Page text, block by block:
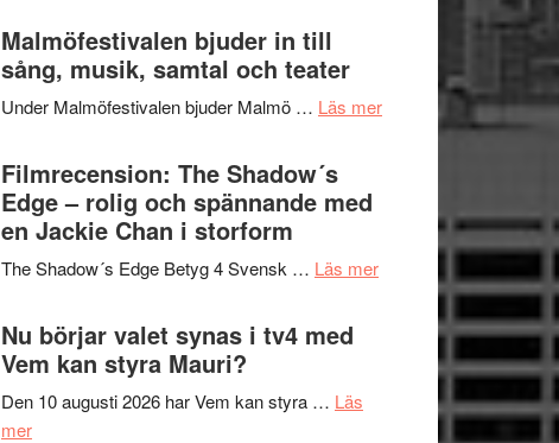
mycket
att
tänka
Scensommar
Artipelag
Malmöfestivalen bjuder in till
sång, musik, samtal och teater
Under Malmöfestivalen bjuder Malmö … Läs merom
Malmöfestivalen
Filmrecension: The Shadow´s
Edge – rolig och spännande med
en Jackie Chan i storform
The Shadow´s Edge Betyg 4 Svensk … Läs merom
Filmrecension:
Nu börjar valet synas i tv4 med
Vem kan styra Mauri?
Den 10 augusti 2026 har Vem kan styra … Läs
merom